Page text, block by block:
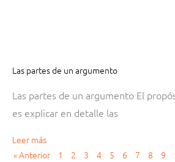
Las partes de un argumento
Las partes de un argumento El
es explicar en detalle las
Leer más
« Anterior
1 2 3 4 5 6 7 8 9